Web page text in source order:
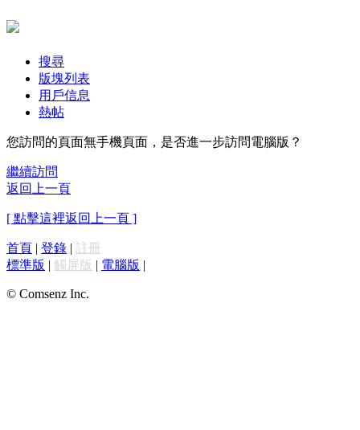
搜尋
版塊列表
用戶信息
熱帖
您訪問的頁面無手機頁面，是否進一步訪問電腦版？
繼續訪問
返回上一頁
[ 點擊這裡返回上一頁 ]
首頁 | 登錄 | 註冊
標準版 | 觸屏版 | 電腦版 |
© Comsenz Inc.